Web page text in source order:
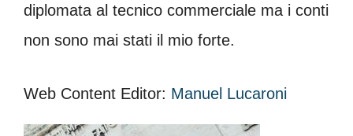
diplomata al tecnico commerciale ma i conti
non sono mai stati il mio forte.
Web Content Editor: Manuel Lucaroni